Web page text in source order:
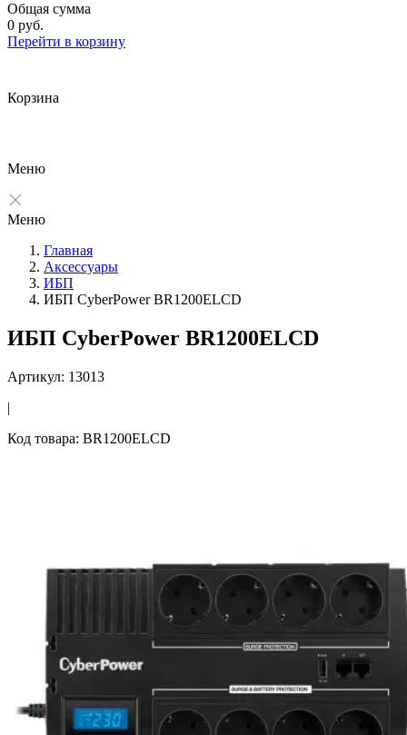
Общая сумма
0 руб.
Перейти в корзину
Корзина
Меню
Меню
Главная
Аксессуары
ИБП
ИБП CyberPower BR1200ELCD
ИБП CyberPower BR1200ELCD
Артикул: 13013
|
Код товара: BR1200ELCD